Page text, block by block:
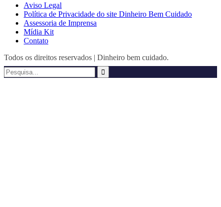
Aviso Legal
Política de Privacidade do site Dinheiro Bem Cuidado
Assessoria de Imprensa
Mídia Kit
Contato
Todos os direitos reservados | Dinheiro bem cuidado.